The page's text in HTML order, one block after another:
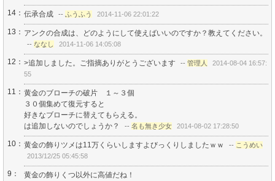
14： 伝承合成 -- ふうふう 2014-11-06 22:01:22
13： アンクの合成は、どのようにして使えばいいのですか？教えてください。
-- ななし 2014-11-06 14:05:08
12： >追加しました。ご指摘ありがとうございます -- 管理人
2014-08-04 16:57:
55
11： 黄金のブローチの破片 １～３個
３０個集めて復元すると
好きなブローチに替えてもらえる。
は追加しないのでしょうか？
-- 名も無き少女 2014-08-02 17:28:50
10： 黄金の飾りツメは11万くらいしますよびっくりしましたｗｗ -- こうめい
2013/12/25 05:45:58
9：
黄金の飾りくつ以外に高値だね！